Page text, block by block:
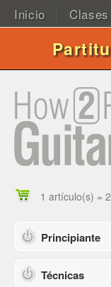
Inicio Clases
1 artículo(s) =
Principiante
Técnicas